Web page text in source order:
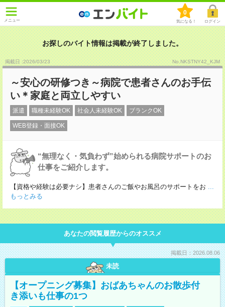
メニュー
0
気になる！ ログイン
お探しのバイト情報は掲載が終了しました。
掲載日 :2026/03/23 No.NKSTNY42_KJM
～安心の研修つき～病院で患者さんのお手伝
い＊家庭と両立しやすい
派遣 職種未経験OK 社会人未経験OK ブランクOK
WEB登録・面接OK
“無理なく・気負わず”始められる病院サポートのお
仕事をご紹介します。
【資格や経験は必要ナシ】患者さんのご飯やお風呂のサポートをお ...
もっとみる
あなたの閲覧履歴からのオススメ
掲載日：2026.08.06
未読
【オープニング募集】おばあちゃんのお散歩付
き添いも仕事の1つ